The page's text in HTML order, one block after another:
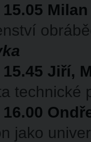
15.05
15.45 Jiří,
technické
16.00
jako